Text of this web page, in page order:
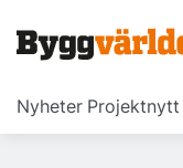
Nyheter Projektnytt